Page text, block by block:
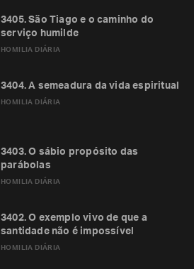
HOMILIA DIÁRIA
3405. São Tiago e o caminho do
serviço humilde
HOMILIA DIÁRIA
3404. A semeadura da vida espiritual
HOMILIA DIÁRIA
3403. O sábio propósito das
parábolas
HOMILIA DIÁRIA
3402. O exemplo vivo de que a
santidade não é impossível